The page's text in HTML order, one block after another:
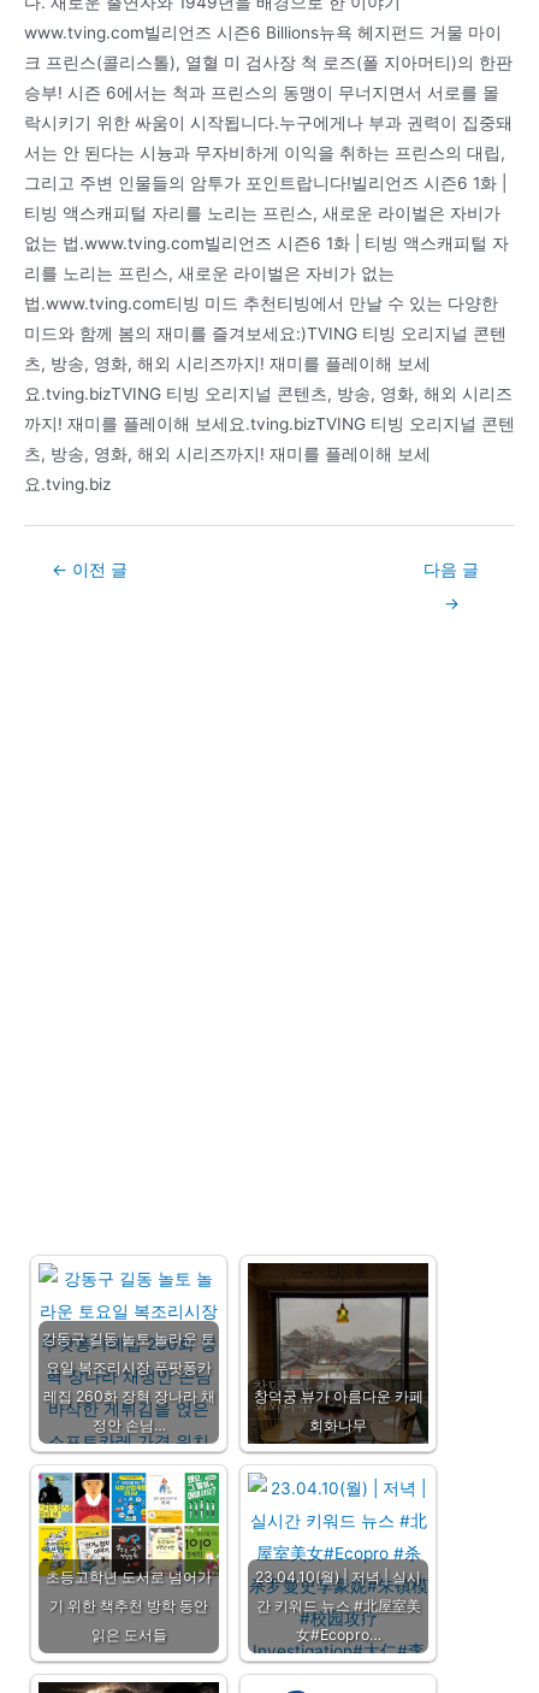
www.tving.com빌리언즈 시즌6 Billions뉴욕 헤지펀드 거물 마이
크 프린스(콜리스톨), 열혈 미 검사장 척 로즈(폴 지아머티)의 한판
승부! 시즌 6에서는 척과 프린스의 동맹이 무너지면서 서로를 몰
락시키기 위한 싸움이 시작됩니다.누구에게나 부과 권력이 집중돼
서는 안 된다는 시늉과 무자비하게 이익을 취하는 프린스의 대립,
그리고 주변 인물들의 암투가 포인트랍니다!빌리언즈 시즌6 1화 |
티빙 액스캐피털 자리를 노리는 프린스, 새로운 라이벌은 자비가
없는 법.www.tving.com빌리언즈 시즌6 1화 | 티빙 액스캐피털 자
리를 노리는 프린스, 새로운 라이벌은 자비가 없는
법.www.tving.com티빙 미드 추천티빙에서 만날 수 있는 다양한
미드와 함께 봄의 재미를 즐겨보세요:)TVING 티빙 오리지널 콘텐
츠, 방송, 영화, 해외 시리즈까지! 재미를 플레이해 보세
요.tving.bizTVING 티빙 오리지널 콘텐츠, 방송, 영화, 해외 시리즈
까지! 재미를 플레이해 보세요.tving.bizTVING 티빙 오리지널 콘텐
츠, 방송, 영화, 해외 시리즈까지! 재미를 플레이해 보세
요.tving.biz
Post← 이전 글
다음 글
→
강동구 길동 놀토 놀라운 토
요일 복조리시장 푸팟퐁카
레집 260화 장혁 장나라 채
정안 손님…
창덕궁 뷰가 아름다운 카페
회화나무
초등고학년 도서로 넘어가
기 위한 책추천 방학 동안
읽은 도서들
23.04.10(월) | 저녁 | 실시
간 키워드 뉴스 #北屋室美
女#Ecopro…